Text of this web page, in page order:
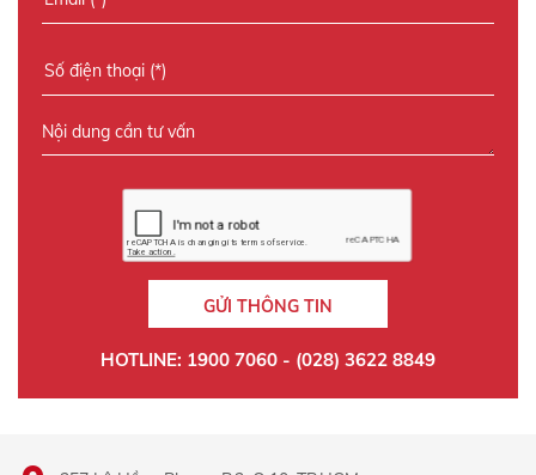
GỬI THÔNG TIN
HOTLINE: 1900 7060 - (028) 3622 8849